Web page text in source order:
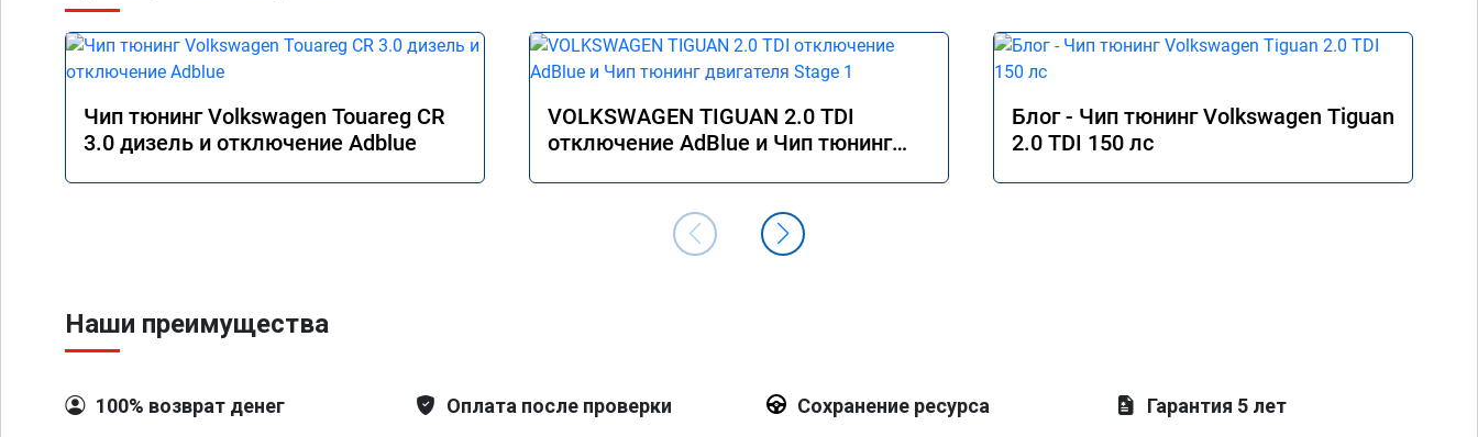
Чип тюнинг Volkswagen Touareg CR
3.0 дизель и отключение Adblue
VOLKSWAGEN TIGUAN 2.0 TDI
отключение AdBlue и Чип тюнинг
Блог - Чип тюнинг Volkswagen Tiguan
2.0 TDI 150 лс
Наши преимущества
100% возврат денег Оплата после проверки Сохранение ресурса Гарантия 5 лет